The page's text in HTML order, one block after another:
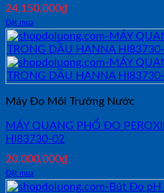
24,150,000₫
Đặt mua
Máy Đo Môi Trường Nước
MÁY QUANG PHỔ ĐO
HI83730-02
20,000,000₫
Đặt mua